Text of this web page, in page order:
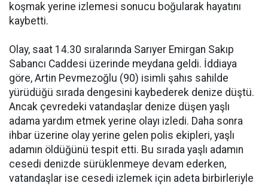
koşmak yerine izlemesi sonucu boğularak hayatını
kaybetti.
Olay, saat 14.30 sıralarında Sarıyer Emirgan Sakıp
Sabancı Caddesi üzerinde meydana geldi. İddiaya
göre, Artin Pevmezoğlu (90) isimli şahıs sahilde
yürüdüğü sırada dengesini kaybederek denize düştü.
Ancak çevredeki vatandaşlar denize düşen yaşlı
adama yardım etmek yerine olayı izledi. Daha sonra
ihbar üzerine olay yerine gelen polis ekipleri, yaşlı
adamın öldüğünü tespit etti. Bu sırada yaşlı adamın
cesedi denizde sürüklenmeye devam ederken,
vatandaşlar ise cesedi izlemek için adeta birbirleriyle